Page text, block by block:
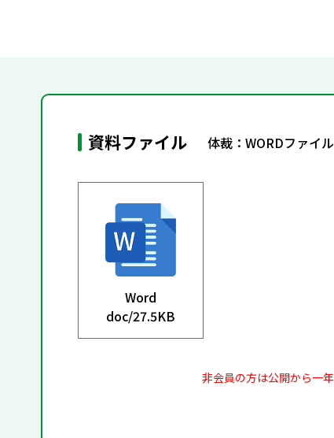
資料ファイル 体裁：WORDファイル
Word
doc/27.5KB
非会員の方は公開から一